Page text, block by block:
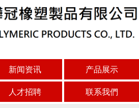
新闻资讯
产品展示
人才招聘 联系我們